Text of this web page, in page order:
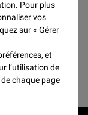
Pour plus
vos
sur « Gérer
et
l’utilisation de
chaque page